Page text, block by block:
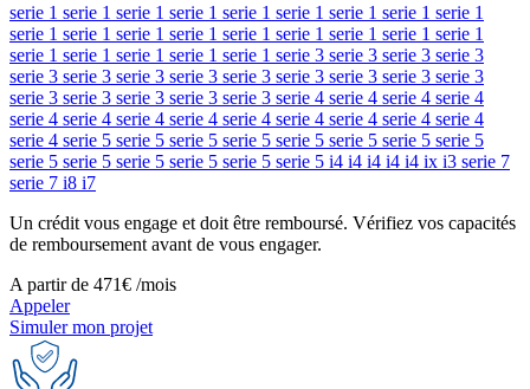
serie 1 serie 1 serie 1 serie 1 serie 1 serie 1 serie 1 serie 1 serie 1
serie 1 serie 1 serie 1 serie 1 serie 1 serie 1 serie 1 serie 1 serie 1
serie 1 serie 1 serie 1 serie 1 serie 1 serie 3 serie 3 serie 3 serie 3
serie 3 serie 3 serie 3 serie 3 serie 3 serie 3 serie 3 serie 3 serie 3
serie 3 serie 3 serie 3 serie 3 serie 3 serie 4 serie 4 serie 4 serie 4
serie 4 serie 4 serie 4 serie 4 serie 4 serie 4 serie 4 serie 4 serie 4
serie 4 serie 5 serie 5 serie 5 serie 5 serie 5 serie 5 serie 5 serie 5
serie 5 serie 5 serie 5 serie 5 serie 5 serie 5 i4 i4 i4 i4 i4 ix i3 serie 7
serie 7 i8 i7
Un crédit vous engage et doit être remboursé. Vérifiez vos capacités
de remboursement avant de vous engager.
A partir de 471€ /mois
Appeler
Simuler mon projet